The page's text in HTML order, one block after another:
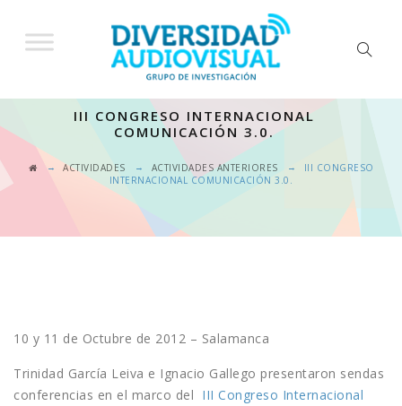
III CONGRESO INTERNACIONAL
COMUNICACIÓN 3.0.
→ ACTIVIDADES → ACTIVIDADES ANTERIORES →
III CONGRESO
INTERNACIONAL COMUNICACIÓN 3.0.
10 y 11 de Octubre de 2012 – Salamanca
Trinidad García Leiva e Ignacio Gallego presentaron sendas
conferencias en el marco del III Congreso Internacional